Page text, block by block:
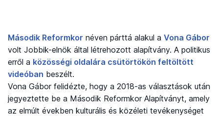
Második Reformkor néven párttá alakul a Vona Gábor
volt Jobbik-elnök által létrehozott alapítvány. A politikus
erről a közösségi oldalára csütörtökön feltöltött
videóban beszélt.
Vona Gábor felidézte, hogy a 2018-as választások után
jegyeztette be a Második Reformkor Alapítványt, amely
az elmúlt években kulturális és közéleti tevékenységet